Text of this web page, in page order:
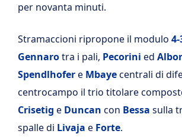
per novanta minuti.
Stramaccioni ripropone il modulo 4-
Gennarotra i pali, Pecorini ed
Spendlhofere Mbayecentrali di
centrocampo il trio titolare
Crisetig e Duncan con Bessa sulla
spalle di Livaja e Forte.